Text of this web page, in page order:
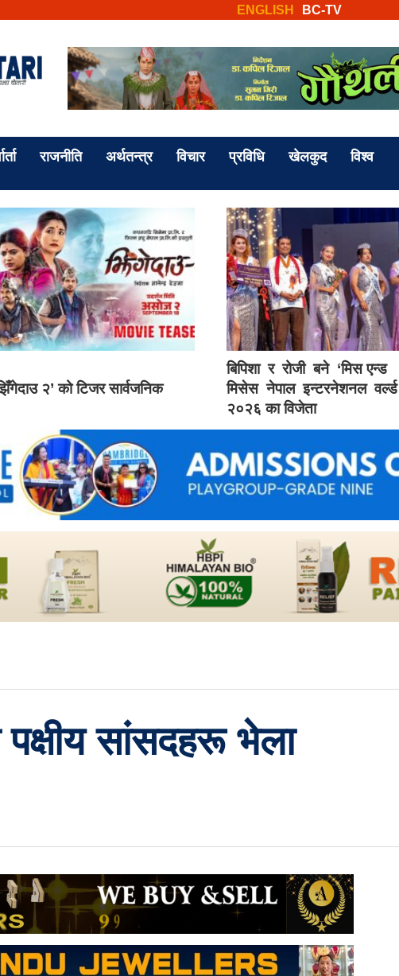
BC-TV
ENGLISH
राजनीति अर्थतन्त्र विचार प्रविधि खेलकुद विश्व
२’ को टिजर सार्वजनिक
बिपिशा र रोजी बने ‘मिस एन्ड
मिसेस नेपाल इन्टरनेशनल वर्ल्ड
२०२६ का विजेता
पक्षीय सांसदहरू भेला